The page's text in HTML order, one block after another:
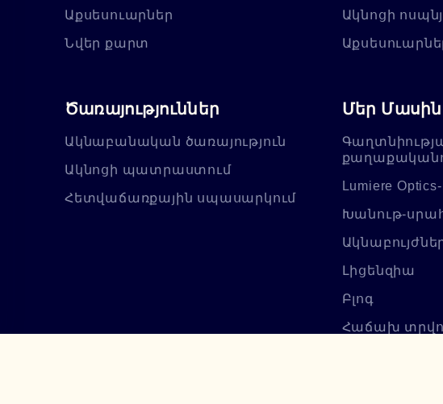
Աքսեսուարներ
Նվեր քարտ
Ակնոցի
Ծառայություններ
Ակնաբանական ծառայություն
Ակնոցի պատրաստում
Հետվաճառքային սպասարկում
Մեր Մասին
Lumiere
Խանութ-
Լիցենզիա
Բլոգ
Հաճախ